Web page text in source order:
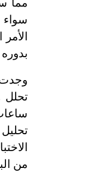
سواء
من